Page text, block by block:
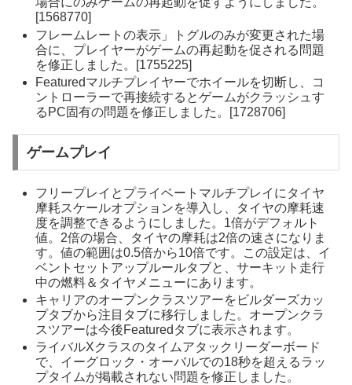
[1568770]
フレームレートの表示」トグルのみが変更された場
合に、プレイヤーがゲームの再起動を促される問題
を修正しました。[1755225]
Featuredマルチプレイヤーでホイールを切断し、コ
ントローラーで再接続するとゲームがクラッシュす
るPC固有の問題を修正しました。[1728706]
ゲームプレイ
フリープレイとプライベートマルチプレイにタイヤ
摩耗スケールオプションを導入し、タイヤの摩耗速
度を調整できるようにしました。1倍がデフォルト
値。2倍の場合、タイヤの摩耗は2倍の速さになりま
す。値の範囲は0.5倍から10倍です。この設定は、イ
ベントセットアップルールタブと、サーキット走行
中の燃料＆タイヤメニューにあります。
キャリアのオープンクラスツアーをビルダーズカッ
プタブから注目タブに移行しました。オープンクラ
スツアーは今後Featuredタブに表示されます。
ライバルXクラスのタイムアタックリーダーボード
で、イーグロック・オーバルでの18秒を超えるラッ
プタイムが掲載されない問題を修正しました。